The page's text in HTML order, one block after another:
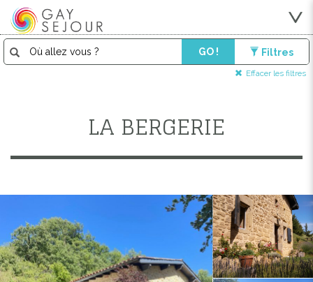
GO ! Filtres
Effacer les filtres
LA BERGERIE